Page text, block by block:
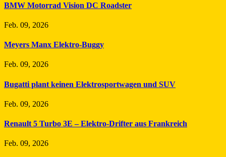
BMW Motorrad Vision DC Roadster
Feb. 09, 2026
Meyers Manx Elektro-Buggy
Feb. 09, 2026
Bugatti plant keinen Elektrosportwagen und SUV
Feb. 09, 2026
Renault 5 Turbo 3E – Elektro-Drifter aus Frankreich
Feb. 09, 2026